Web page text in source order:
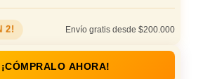
2! Envío gratis desde $200.000
¡CÓMPRALO AHORA!